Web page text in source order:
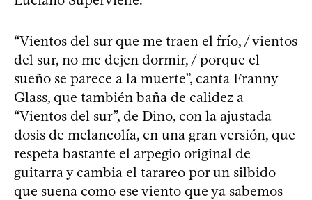
“Vientos del sur que me traen el frío, / vientos
del sur, no me dejen dormir, / porque el
sueño se parece a la muerte”, canta Franny
Glass, que también baña de calidez a
“Vientos del sur”, de Dino, con la ajustada
dosis de melancolía, en una gran versión, que
respeta bastante el arpegio original de
guitarra y cambia el tarareo por un silbido
que suena como ese viento que ya sabemos